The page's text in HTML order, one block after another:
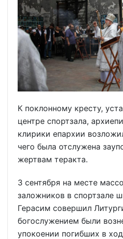
К поклонному кресту,
центре спортзала,
клирики епархии
чего была отслужена
жертвам теракта.
3 сентября на месте
заложников в спортзале
Герасим совершил
богослужением были
упокоении погибших в